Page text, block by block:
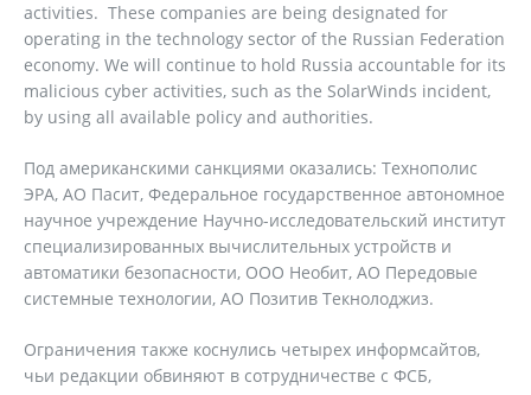
activities. These companies are being designated for
operating in the technology sector of the Russian Federation
economy. We will continue to hold Russia accountable for its
malicious cyber activities, such as the SolarWinds incident,
by using all available policy and authorities.
Под американскими санкциями оказались: Технополис
ЭРА, АО Пасит, Федеральное государственное автономное
научное учреждение Научно-исследовательский институт
специализированных вычислительных устройств и
автоматики безопасности, ООО Необит, АО Передовые
системные технологии, АО Позитив Текнолоджиз.
Ограничения также коснулись четырех информсайтов,
чьи редакции обвиняют в сотрудничестве с ФСБ,